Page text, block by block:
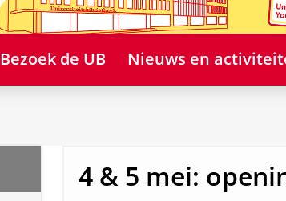
Bezoek de UB Nieuws en
4 & 5 mei: